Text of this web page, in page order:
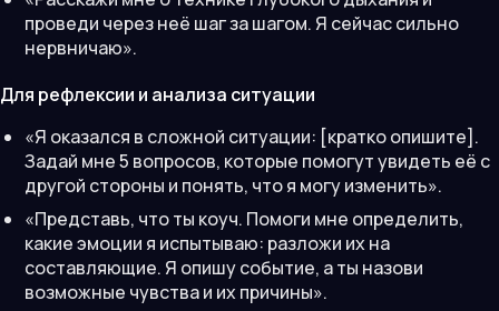
проведи через неё шаг за шагом. Я сейчас сильно
нервничаю».
Для рефлексии и анализа ситуации
«Я оказался в сложной ситуации: [кратко опишите].
Задай мне 5 вопросов, которые помогут увидеть её с
другой стороны и понять, что я могу изменить».
«Представь, что ты коуч. Помоги мне определить,
какие эмоции я испытываю: разложи их на
составляющие. Я опишу событие, а ты назови
возможные чувства и их причины».